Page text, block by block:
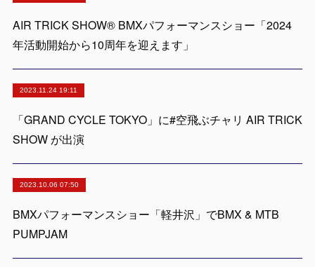
AIR TRICK SHOW® BMXパフォーマンスショー「2024
年活動開始から10周年を迎えます」
2023.11.24 19:11
「GRAND CYCLE TOKYO」に#空飛ぶチャリ AIR TRICK
SHOW が出演
2023.10.06 07:50
BMXパフォーマンスショー「軽井沢」でBMX & MTB
PUMPJAM